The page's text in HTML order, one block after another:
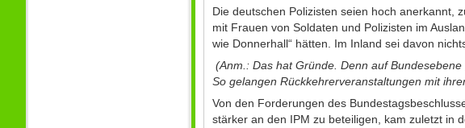
Die deutschen Polizisten seien hoch anerkannt,
mit Frauen von Soldaten und Polizisten im
wie Donnerhall“ hätten. Im Inland sei davon
(Anm.: Das hat Gründe. Denn auf
So gelangen Rückkehrerveranstaltungen mit
Von den Forderungen des
stärker an den IPM zu beteiligen, kam zuletzt in